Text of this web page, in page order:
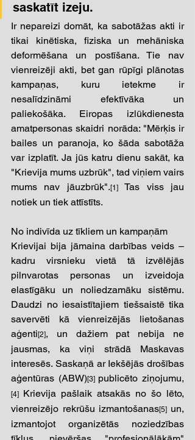
saskatīt izeju.
Ir nepareizi domāt, ka sabotāžas akti ir
tikai kinētiska, fiziska un mehāniska
deformēšana un postīšana. Tie nav
vienreizēji akti, bet gan rūpīgi plānotas
kampaņas, kuru ietekme ir
nesalīdzināmi efektīvāka un
paliekošāka. Eiropas izlūkdienesta
amatpersonas skaidri norāda: "Mērķis ir
bailes un paranoja, ko šāda sabotāža
var izplatīt. Ja jūs katru dienu sakāt, ka
"Krievija mums uzbrūk", tad viņiem vairs
mums nav jāuzbrūk".[1] Tas viss jau
notiek un tiek attīstīts.
No indivīda uz tīkliem un kampaņām
Krievijai bija jāmaina darbības veids –
kadru virsnieku vietā tā izvēlējās
pilnvarotas personas un izveidoja
elastīgāku un noliedzamāku sistēmu.
Daudzi no iesaistītajiem tiešsaistē tika
savervēti kā vienreizējās lietošanas
aģenti[2], un dažiem pat nebija ne
jausmas, ka viņi strādā Maskavas
interesēs. Saskaņā ar Iekšējās drošības
aģentūras (ABW)[3] publicēto ziņojumu,
[4] Krievija pašlaik atsakās no šo lēto,
vienreizējo rekrūšu izmantošanas[5] un,
izmantojot organizētās noziedzības